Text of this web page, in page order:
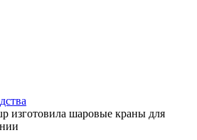
изготовила шаровые краны для